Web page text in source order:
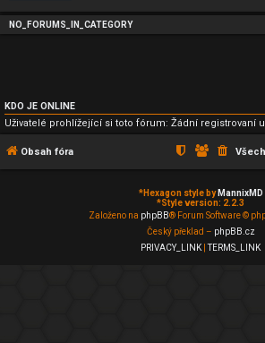
NO_FORUMS_IN_CATEGORY
KDO JE ONLINE
Uživatelé prohlížející si toto fórum: Žádní registrovaní
Obsah fóra
*Hexagon style by MannixMD
*Style version: 2.2.3
Založeno na phpBB® Forum Software ©
Český překlad – phpBB.cz
PRIVACY_LINK |TERMS_LINK